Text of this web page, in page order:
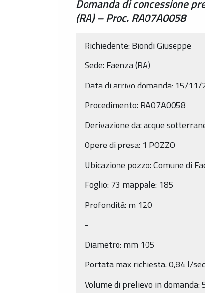
Domanda di concessione
(RA) – Proc. RA07A0058
Richiedente: Biondi Giuseppe
Sede: Faenza (RA)
Data di arrivo domanda: 15/11/
Procedimento: RA07A0058
Derivazione da: acque
Opere di presa: 1 POZZO
Ubicazione pozzo: Comune di
Foglio: 73 mappale: 185
Profondità: m 120
-
Diametro: mm 105
Portata max richiesta: 0,84 l/sec
Volume di prelievo in domanda: